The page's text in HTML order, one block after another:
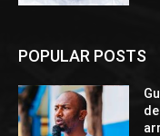
POPULAR POSTS